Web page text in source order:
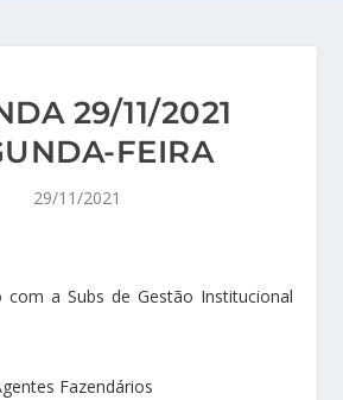
29/11/2021
FEIRA
29/11/2021
com a Subs de Gestão Institucional
Fazendários